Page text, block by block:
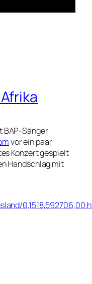
BAP-Sänger
vor ein paar
Konzert gespielt
Handschlag mit